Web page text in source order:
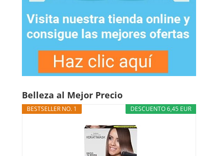
Belleza al Mejor Precio
DESCUENTO 6,45 EUR
BESTSELLER NO. 1